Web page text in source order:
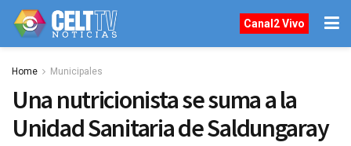
Canal2 Vivo
Home Municipales
Una nutricionista se suma a la
Unidad Sanitaria de Saldungaray